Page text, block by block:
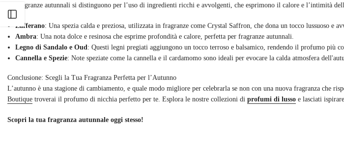
Le fragranze autunnali si distinguono per l’uso di ingredienti ricchi e avvolgenti, che esprimono il calore e l’intimità
Zafferano: Una spezia calda e preziosa, utilizzata in fragranze come Crystal Saffron, che dona un tocco lussuoso e
Ambra: Una nota dolce e resinosa che esprime profondità e calore, perfetta per fragranze autunnali.
Legno di Sandalo e Oud: Questi legni pregiati aggiungono un tocco terroso e balsamico, rendendo il profumo più
Cannella e Spezie: Note speziate come la cannella e il cardamomo sono ideali per evocare la calda atmosfera
Conclusione: Scegli la Tua Fragranza Perfetta per l’Autunno
L’autunno è una stagione di cambiamento, e quale modo migliore per celebrarla se non con una nuova fragranza che
Boutique troverai il profumo di nicchia perfetto per te. Esplora le nostre collezioni di profumi di lusso e lasciati
Scopri la tua fragranza autunnale oggi stesso!